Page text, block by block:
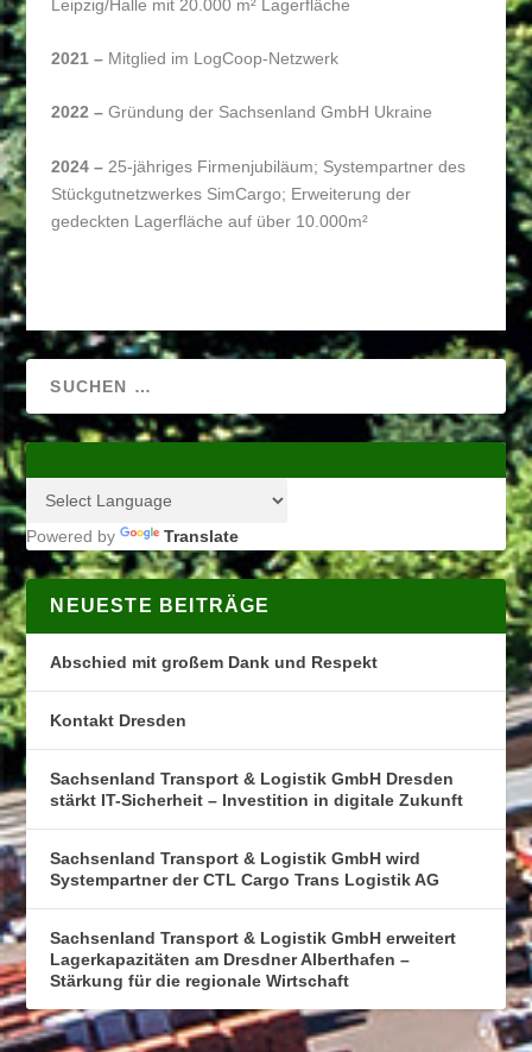
Leipzig/Halle mit 20.000 m² Lagerfläche
2021 –Mitglied im LogCoop-Netzwerk
2022 –Gründung der Sachsenland GmbH Ukraine
2024 – 25-jähriges Firmenjubiläum; Systempartner des
Stückgutnetzwerkes SimCargo; Erweiterung der
gedeckten Lagerfläche auf über 10.000m²
Powered by Translate
NEUESTE BEITRÄGE
Abschied mit großem Dank und Respekt
Kontakt Dresden
Sachsenland Transport & Logistik GmbH Dresden
stärkt IT-Sicherheit – Investition in digitale Zukunft
Sachsenland Transport & Logistik GmbH wird
Systempartner der CTL Cargo Trans Logistik AG
Sachsenland Transport & Logistik GmbH erweitert
Lagerkapazitäten am Dresdner Alberthafen –
Stärkung für die regionale Wirtschaft